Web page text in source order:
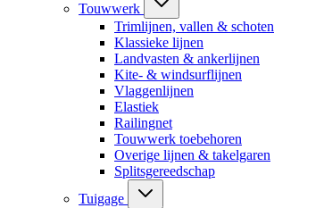
Touwwerk
Trimlijnen, vallen & schoten
Klassieke lijnen
Landvasten & ankerlijnen
Kite- & windsurflijnen
Vlaggenlijnen
Elastiek
Railingnet
Touwwerk toebehoren
Overige lijnen & takelgaren
Splitsgereedschap
Tuigage